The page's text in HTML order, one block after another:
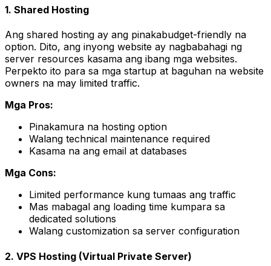
1. Shared Hosting
Ang shared hosting ay ang pinakabudget-friendly na
option. Dito, ang inyong website ay nagbabahagi ng
server resources kasama ang ibang mga websites.
Perpekto ito para sa mga startup at baguhan na website
owners na may limited traffic.
Mga Pros:
Pinakamura na hosting option
Walang technical maintenance required
Kasama na ang email at databases
Mga Cons:
Limited performance kung tumaas ang traffic
Mas mabagal ang loading time kumpara sa
dedicated solutions
Walang customization sa server configuration
2. VPS Hosting (Virtual Private Server)